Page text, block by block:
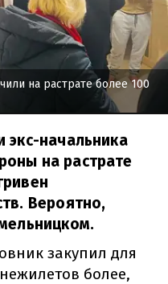
на растрате более 100
экс-начальника
на растрате
Вероятно,
закупил для
более,